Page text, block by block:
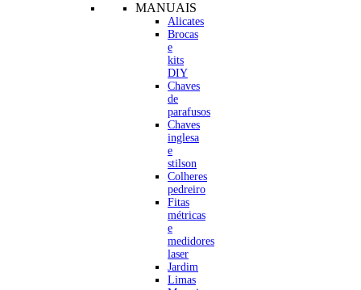
MANUAIS
Alicates
Brocas
e
kits
DIY
Chaves
de
parafusos
Chaves
inglesa
e
stilson
Colheres
pedreiro
Fitas
métricas
e
medidores
laser
Jardim
Limas